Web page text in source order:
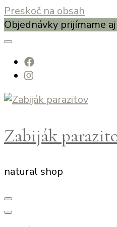
Preskoč na obsah
Objednávky prijímame
Zabiják
natural shop